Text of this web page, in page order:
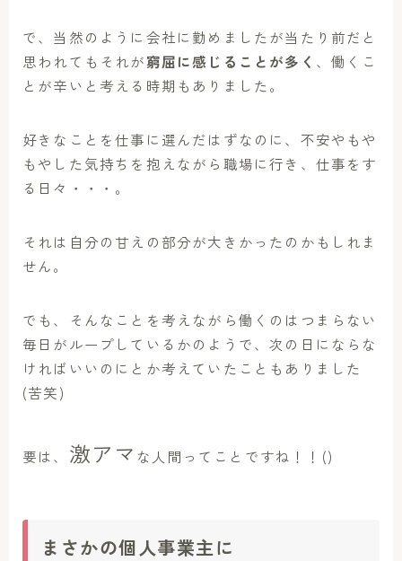
で、当然のように会社に勤めましたが当たり前だと
思われてもそれが窮屈に感じることが多く 、働くこ
とが辛いと考える時期もありました。
好きなことを仕事に選んだはずなのに、不安やもや
もやした気持ちを抱えながら職場に行き、仕事をす
る日々・・・。
それは自分の甘えの部分が大きかったのかもしれま
せん。
でも、そんなことを考えながら働くのはつまらない
毎日がループしているかのようで、次の日にならな
ければいいのにとか考えていたこともありました
(苦笑)
要は、 激アマ な人間ってことですね！！()
まさかの個人事業主に